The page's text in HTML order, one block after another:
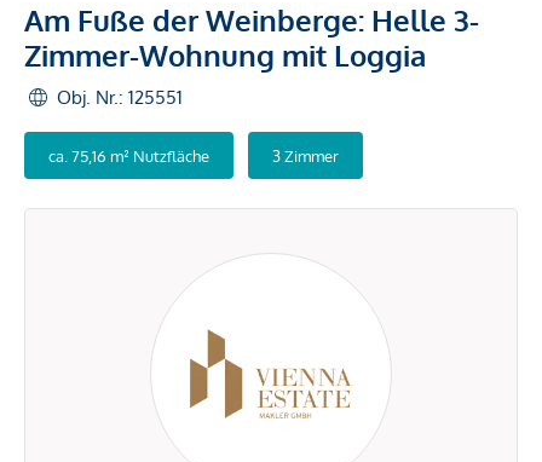
Am Fuße der Weinberge: Helle 3-
Zimmer-Wohnung mit Loggia
Obj. Nr.: 125551
ca. 75,16 m² Nutzfläche 3 Zimmer